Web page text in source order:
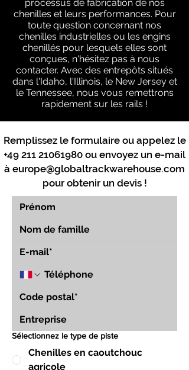
processus de fabrication de nos
chenilles et leurs performances. Pour
toute question concernant nos
chenilles industrielles ou les engins
chenillés pour lesquels elles sont
conçues, n'hésitez pas à nous
contacter. Avec des entrepôts situés
dans l'Idaho, l'Illinois, le New Jersey et
le Tennessee, nous vous remettrons
rapidement sur les rails !
Remplissez le formulaire ou appelez le
+49 211 21061980 ou envoyez un e-mail
à europe@globaltrackwarehouse.com
pour obtenir un devis !
Sélectionnez le type de piste
Chenilles en caoutchouc
agricole